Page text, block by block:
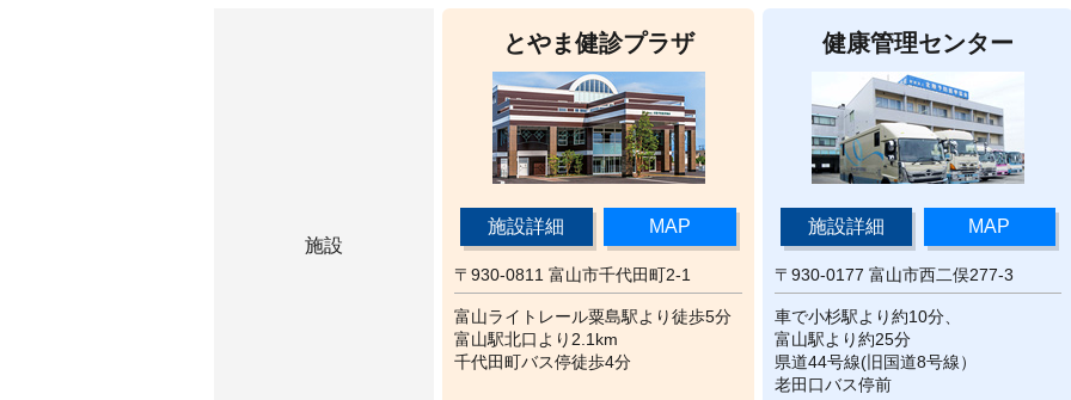
施設
とやま健診プラザ
施設詳細 MAP
〒930-0811 富山市千代田町2-1
富山ライトレール粟島駅より徒歩5分
富山駅北口より2.1km
千代田町バス停徒歩4分
健康管理センター
施設詳細 MAP
〒930-0177 富山市西二俣277-3
車で小杉駅より約10分、
富山駅より約25分
県道44号線(旧国道8号線）
老田口バス停前